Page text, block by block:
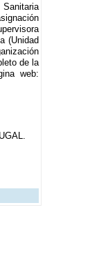
(Unidad
de la
web: